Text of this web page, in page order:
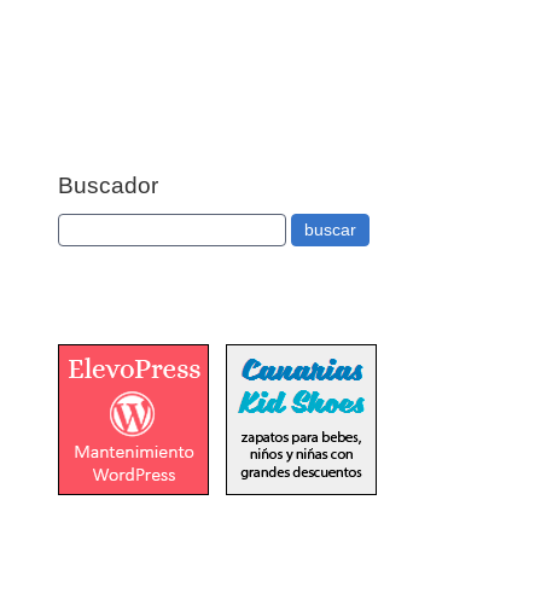
Buscador